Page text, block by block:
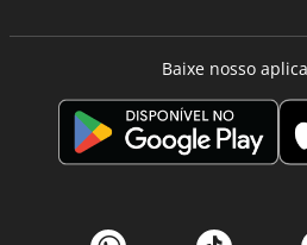
Baixe nosso